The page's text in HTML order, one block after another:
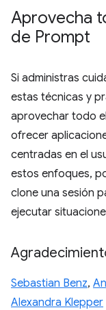
Aprovecha
de Prompt
Si administras
estas técnicas y
aprovechar todo
ofrecer
centradas en el
estos enfoques,
clone una sesión
ejecutar
Sebastian Benz,
Alexandra Klepper